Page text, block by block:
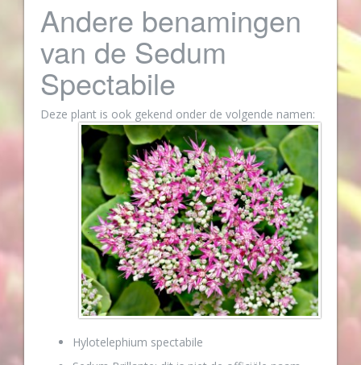
Andere benamingen
van de Sedum
Spectabile
Deze plant is ook gekend onder de volgende namen:
Hylotelephium spectabile